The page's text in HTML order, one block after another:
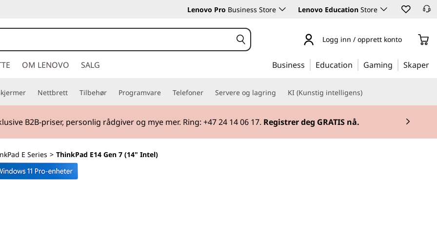
Lenovo Pro Business Store Lenovo Education Store
Logg inn / opprett konto
OM LENOVO SALG Business Education Gaming Skaper
Nettbrett Tilbehør Programvare Telefoner Servere og lagring KI (Kunstig intelligens)
| Handle tidlig og gjør deg klar for skolestart med nytt utstyr.Kjøp nå.
E Series > ThinkPad E14 Gen 7 (14" Intel)